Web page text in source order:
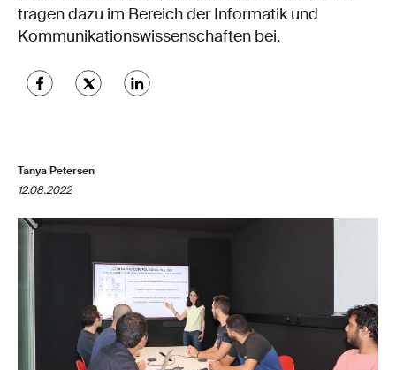
tragen dazu im Bereich der Informatik und
Kommunikationswissenschaften bei.
Tanya Petersen
12.08.2022